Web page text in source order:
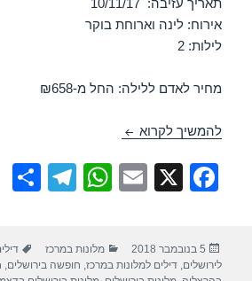
אירוח: לינה וארוחת בוקר
לילות: 2
מחיר לאדם ללילה: החל מ-₪658
להמשיך לקרוא חופשה במלון דן פנורמה –
F
e
X
E
W
s
T
gr
פורסם
בתאריך
5 בנובמבר 2018 קטגוריות
מלונות במרכז
לירושלים,דילים למלונות במרכז, חופשה בירושלים,